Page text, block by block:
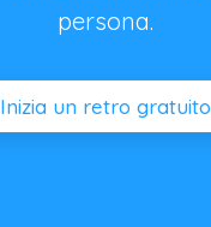
persona.
Inizia un retro gratuito